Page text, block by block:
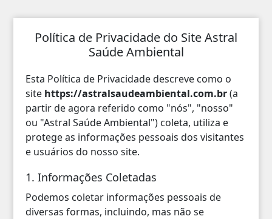
Política de Privacidade do Site Astral
Saúde Ambiental
Esta Política de Privacidade descreve como o
site https://astralsaudeambiental.com.br(a
partir de agora referido como "nós", "nosso"
ou "Astral Saúde Ambiental") coleta, utiliza e
protege as informações pessoais dos visitantes
e usuários do nosso site.
1. Informações Coletadas
Podemos coletar informações pessoais de
diversas formas, incluindo, mas não se